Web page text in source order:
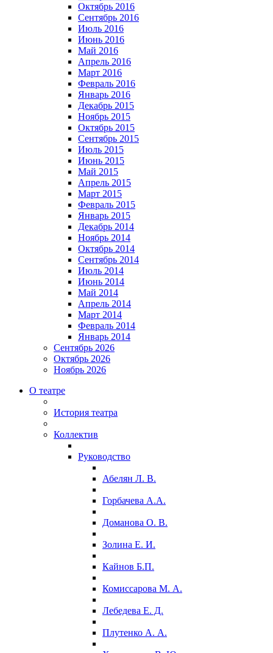
Октябрь 2016
Сентябрь 2016
Июль 2016
Июнь 2016
Май 2016
Апрель 2016
Март 2016
Февраль 2016
Январь 2016
Декабрь 2015
Ноябрь 2015
Октябрь 2015
Сентябрь 2015
Июль 2015
Июнь 2015
Май 2015
Апрель 2015
Март 2015
Февраль 2015
Январь 2015
Декабрь 2014
Ноябрь 2014
Октябрь 2014
Сентябрь 2014
Июль 2014
Июнь 2014
Май 2014
Апрель 2014
Март 2014
Февраль 2014
Январь 2014
Сентябрь 2026
Октябрь 2026
Ноябрь 2026
О театре
История театра
Коллектив
Руководство
Абелян Л. В.
Горбачева А.А.
Доманова О. В.
Золина Е. И.
Кайнов Б.П.
Комиссарова М. А.
Лебедева Е. Д.
Плутенко А. А.